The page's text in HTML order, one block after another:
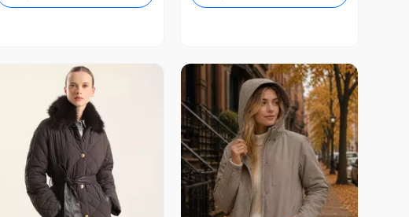
Vista Previa
Vista Previa